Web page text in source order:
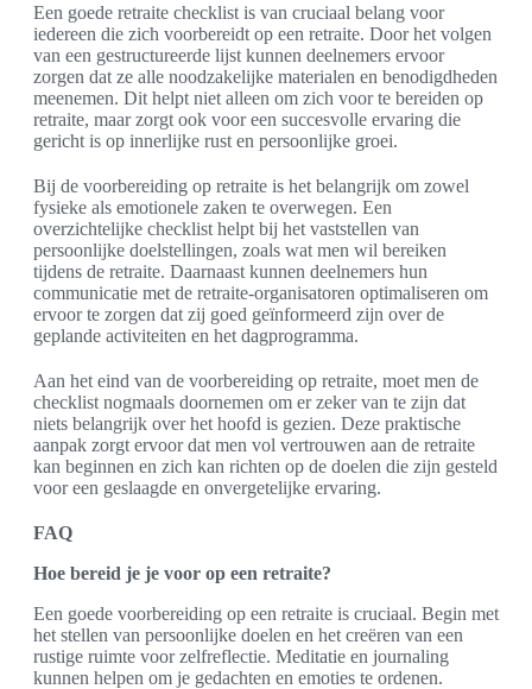
Een goede retraite checklist is van cruciaal belang voor
iedereen die zich voorbereidt op een retraite. Door het volgen
van een gestructureerde lijst kunnen deelnemers ervoor
zorgen dat ze alle noodzakelijke materialen en benodigdheden
meenemen. Dit helpt niet alleen om zich voor te bereiden op
retraite, maar zorgt ook voor een succesvolle ervaring die
gericht is op innerlijke rust en persoonlijke groei.
Bij de voorbereiding op retraite is het belangrijk om zowel
fysieke als emotionele zaken te overwegen. Een
overzichtelijke checklist helpt bij het vaststellen van
persoonlijke doelstellingen, zoals wat men wil bereiken
tijdens de retraite. Daarnaast kunnen deelnemers hun
communicatie met de retraite-organisatoren optimaliseren om
ervoor te zorgen dat zij goed geïnformeerd zijn over de
geplande activiteiten en het dagprogramma.
Aan het eind van de voorbereiding op retraite, moet men de
checklist nogmaals doornemen om er zeker van te zijn dat
niets belangrijk over het hoofd is gezien. Deze praktische
aanpak zorgt ervoor dat men vol vertrouwen aan de retraite
kan beginnen en zich kan richten op de doelen die zijn gesteld
voor een geslaagde en onvergetelijke ervaring.
FAQ
Hoe bereid je je voor op een retraite?
Een goede voorbereiding op een retraite is cruciaal. Begin met
het stellen van persoonlijke doelen en het creëren van een
rustige ruimte voor zelfreflectie. Meditatie en journaling
kunnen helpen om je gedachten en emoties te ordenen.